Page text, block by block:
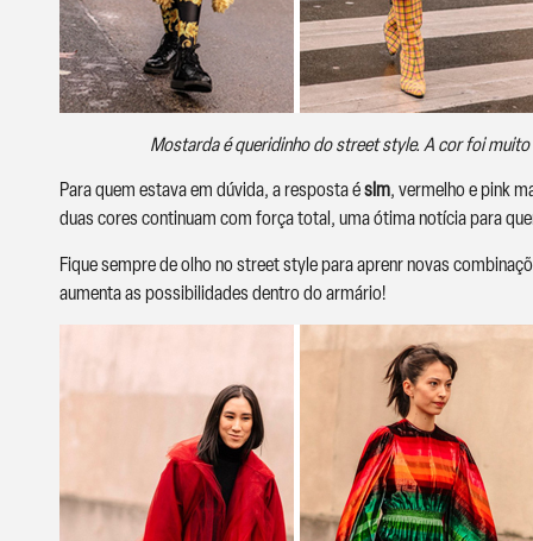
Mostarda é queridinho do street style. A cor foi
Para quem estava em dúvida, a resposta ésim, vermelho e pink
duas cores continuam com força total, uma ótima notícia para
Fique sempre de olho no street style para aprenr novas
aumenta as possibilidades dentro do armário!